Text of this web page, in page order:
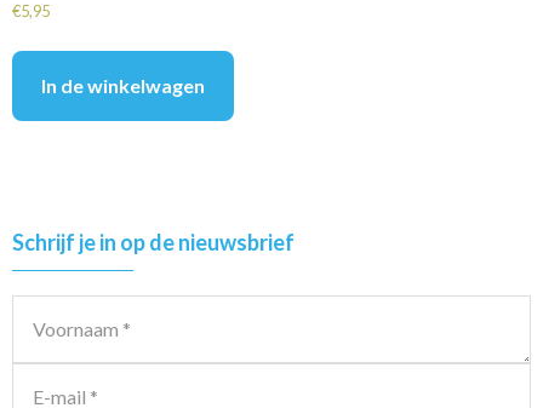
€5,95
In de winkelwagen
Primary
Sidebar
Schrijf je in op de nieuwsbrief